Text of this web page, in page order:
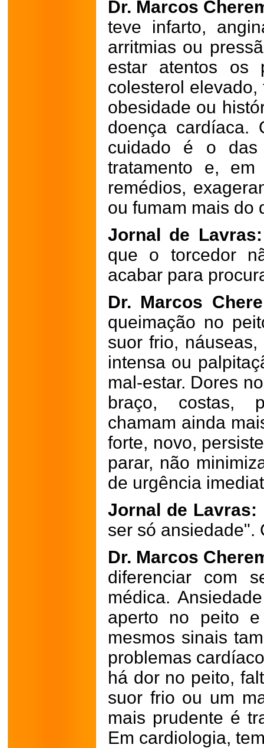
Dr. Marcos
teve infarto,
arritmias ou
estar atentos os
colesterol
obesidade ou
doença cardíaca.
cuidado é o das
tratamento e,
remédios,
ou fumam mais do
Jornal de Lavras:
que o torcedor
acabar para
Dr. Marcos
queimação no
suor frio,
intensa ou
mal-estar. Dores
braço, costas,
chamam ainda
forte, novo,
parar, não
de urgência
Jornal de Lavras:
ser só ansiedade".
Dr. Marcos
diferenciar com
médica.
aperto no peito
mesmos sinais
problemas
há dor no peito,
suor frio ou um
mais prudente é
Em cardiologia,